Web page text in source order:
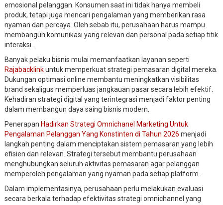
emosional pelanggan. Konsumen saat ini tidak hanya membeli
produk, tetapi juga mencari pengalaman yang memberikan rasa
nyaman dan percaya. Oleh sebab itu, perusahaan harus mampu
membangun komunikasi yang relevan dan personal pada setiap titik
interaksi.
Banyak pelaku bisnis mulai memanfaatkan layanan seperti
Rajabacklinkuntuk memperkuat strategi pemasaran digital mereka.
Dukungan optimasi online membantu meningkatkan visibilitas
brand sekaligus memperluas jangkauan pasar secara lebih efektif.
Kehadiran strategi digital yang terintegrasi menjadi faktor penting
dalam membangun daya saing bisnis modern.
Penerapan Hadirkan Strategi Omnichanel Marketing Untuk
Pengalaman Pelanggan Yang Konstinten di Tahun 2026 menjadi
langkah penting dalam menciptakan sistem pemasaran yang lebih
efisien dan relevan. Strategi tersebut membantu perusahaan
menghubungkan seluruh aktivitas pemasaran agar pelanggan
memperoleh pengalaman yang nyaman pada setiap platform.
Dalam implementasinya, perusahaan perlu melakukan evaluasi
secara berkala terhadap efektivitas strategi omnichannel yang